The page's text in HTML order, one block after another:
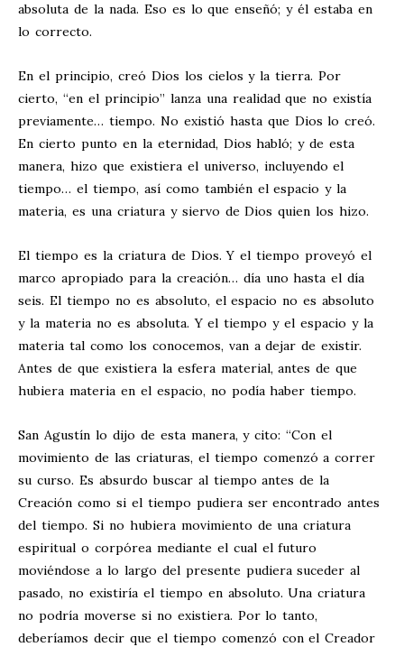
absoluta de la nada. Eso es lo que enseñó; y él estaba en
lo correcto.
En el principio, creó Dios los cielos y la tierra. Por
cierto, “en el principio” lanza una realidad que no existía
previamente… tiempo. No existió hasta que Dios lo creó.
En cierto punto en la eternidad, Dios habló; y de esta
manera, hizo que existiera el universo, incluyendo el
tiempo… el tiempo, así como también el espacio y la
materia, es una criatura y siervo de Dios quien los hizo.
El tiempo es la criatura de Dios. Y el tiempo proveyó el
marco apropiado para la creación… día uno hasta el día
seis. El tiempo no es absoluto, el espacio no es absoluto
y la materia no es absoluta. Y el tiempo y el espacio y la
materia tal como los conocemos, van a dejar de existir.
Antes de que existiera la esfera material, antes de que
hubiera materia en el espacio, no podía haber tiempo.
San Agustín lo dijo de esta manera, y cito: “Con el
movimiento de las criaturas, el tiempo comenzó a correr
su curso. Es absurdo buscar al tiempo antes de la
Creación como si el tiempo pudiera ser encontrado antes
del tiempo. Si no hubiera movimiento de una criatura
espiritual o corpórea mediante el cual el futuro
moviéndose a lo largo del presente pudiera suceder al
pasado, no existiría el tiempo en absoluto. Una criatura
no podría moverse si no existiera. Por lo tanto,
deberíamos decir que el tiempo comenzó con el Creador